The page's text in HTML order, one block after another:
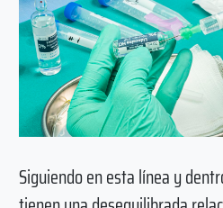
Siguiendo en esta línea y